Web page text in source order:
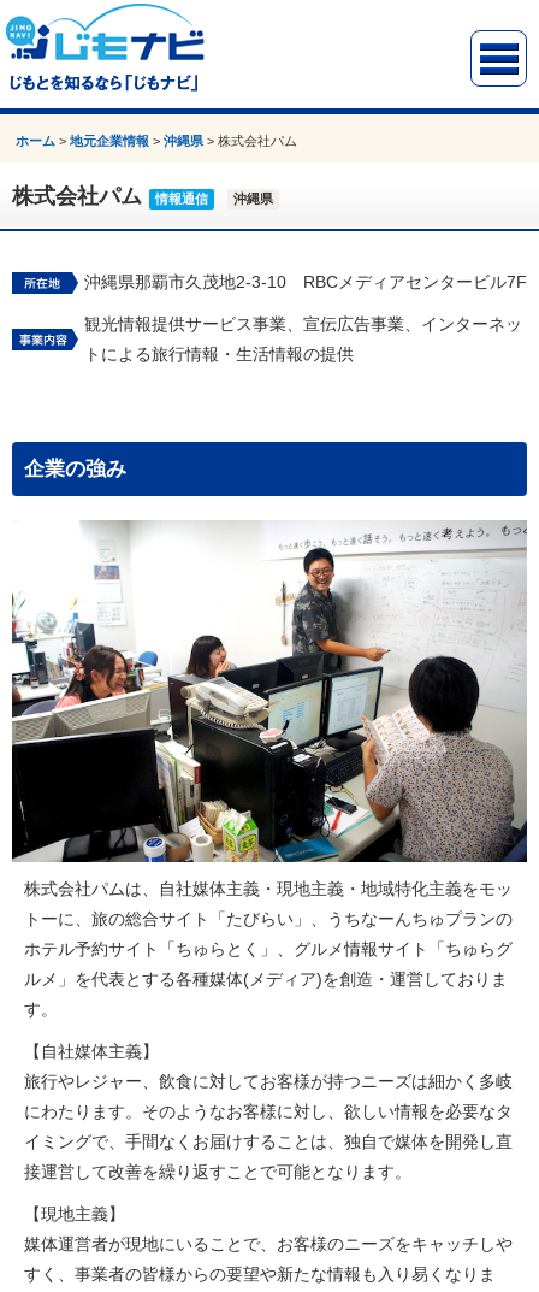
ホーム >地元企業情報 >沖縄県 >株式会社パム
株式会社パム 情報通信 沖縄県
沖縄県那覇市久茂地2-3-10 RBCメディアセンタービル7F
観光情報提供サービス事業、宣伝広告事業、インターネッ
トによる旅行情報・生活情報の提供
企業の強み
株式会社パムは、自社媒体主義・現地主義・地域特化主義をモッ
トーに、旅の総合サイト「たびらい」、うちなーんちゅプランの
ホテル予約サイト「ちゅらとく」、グルメ情報サイト「ちゅらグ
ルメ」を代表とする各種媒体(メディア)を創造・運営しておりま
す。
【自社媒体主義】
旅行やレジャー、飲食に対してお客様が持つニーズは細かく多岐
にわたります。そのようなお客様に対し、欲しい情報を必要なタ
イミングで、手間なくお届けすることは、独自で媒体を開発し直
接運営して改善を繰り返すことで可能となります。
【現地主義】
媒体運営者が現地にいることで、お客様のニーズをキャッチしや
すく、事業者の皆様からの要望や新たな情報も入り易くなりま